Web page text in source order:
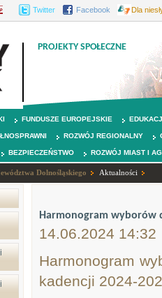
Twitter Facebook Dla
PROJEKTY SPOŁECZNE
FUNDUSZE EUROPEJSKIE
ROZWÓJ REGIONALNY
BEZPIECZEŃSTWO ROZWÓJ MIAST I
Dolnośląskiego Aktualności
Harmonogram wyborów
14.06.2024 14:32
Harmonogram
kadencji 2024-